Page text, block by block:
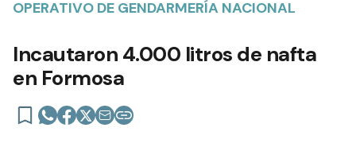
OPERATIVO DE GENDARMERÍA NACIONAL
Incautaron 4.000 litros de nafta
en Formosa